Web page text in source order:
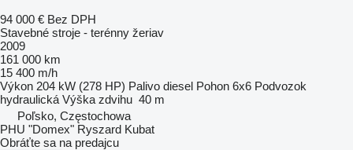
94 000 € Bez DPH
Stavebné stroje - terénny žeriav
2009
161 000 km
15 400 m/h
Výkon 204 kW (278 HP) Palivo diesel Pohon 6x6 Podvozok
hydraulická Výška zdvihu 40 m
Poľsko, Częstochowa
PHU "Domex" Ryszard Kubat
Obráťte sa na predajcu